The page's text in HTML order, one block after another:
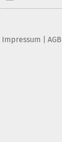
Impressum AGB